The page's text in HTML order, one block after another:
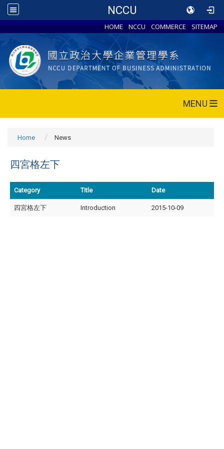
NCCU
HOME NCCU COMMERCE SITEMAP
MENU
Home News
四宮格左下
Category Title Date
四宮格左下 Introduction 2015-10-09